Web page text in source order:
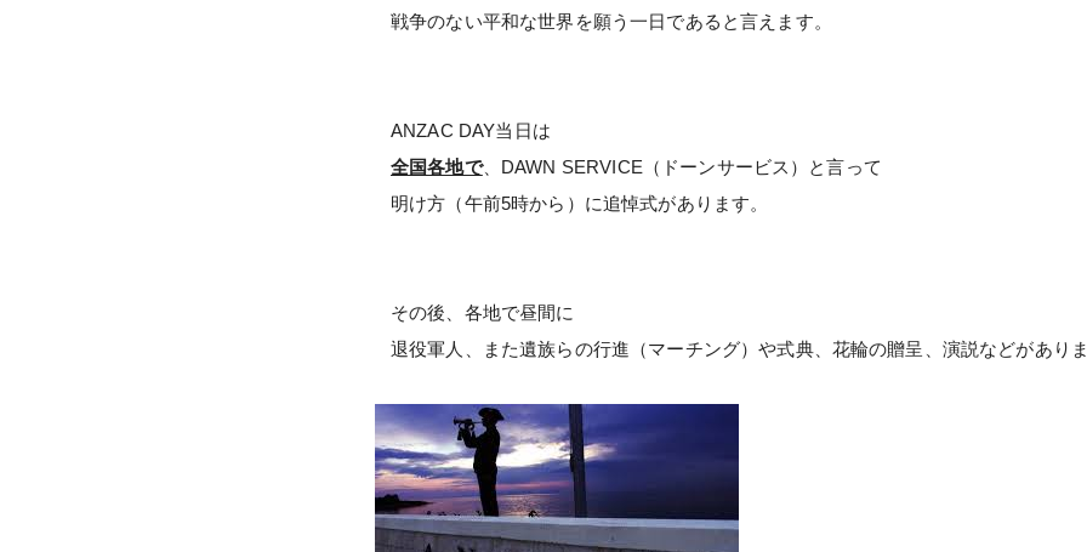
戦争のない平和な世界を願う一日であると言えます。
ANZAC DAY当日は
全国各地で、DAWN SERVICE（ドーンサービス）と言って
明け方（午前5時から）に追悼式があります。
その後、各地で昼間に
退役軍人、また遺族らの行進（マーチング）や式典、花輪の贈呈、演説などがあり